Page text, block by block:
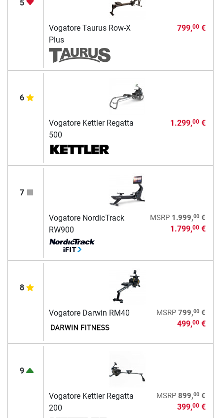
5
Vogatore Taurus Row-X
Plus
799,00€
6
Vogatore Kettler Regatta
500
1.299,00€
7
Vogatore NordicTrack
RW900
MSRP 1.999,00€
1.799,00€
8
Vogatore Darwin RM40 MSRP 799,00€
499,00€
9
Vogatore Kettler Regatta
200
MSRP 899,00€
399,00€